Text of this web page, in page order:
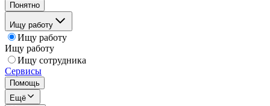
Понятно
Ищу работу
Ищу работу
Ищу работу
Ищу сотрудника
Сервисы
Помощь
Ещё